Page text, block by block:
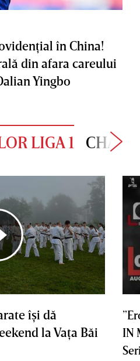
în China!
din afara careului
Yingbo
LIGA 1
îşi dă
la Vaţa Băi
IN